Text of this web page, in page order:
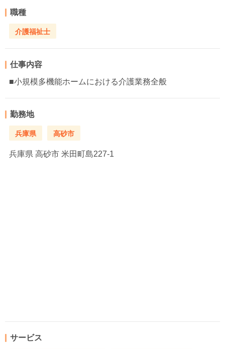
職種
介護福祉士
仕事内容
■小規模多機能ホームにおける介護業務全般
勤務地
兵庫県 高砂市
兵庫県 高砂市 米田町島227-1
サービス